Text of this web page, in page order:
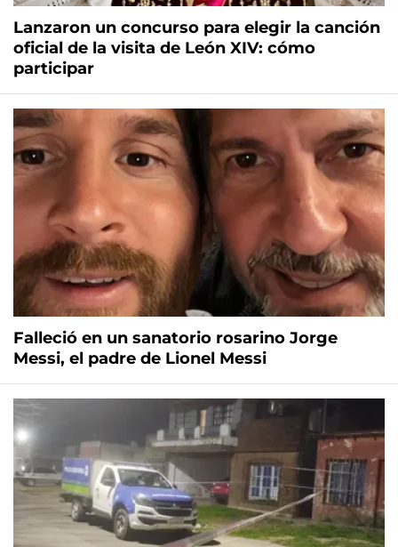
Lanzaron un concurso para elegir la canción
oficial de la visita de León XIV: cómo
participar
Falleció en un sanatorio rosarino Jorge
Messi, el padre de Lionel Messi